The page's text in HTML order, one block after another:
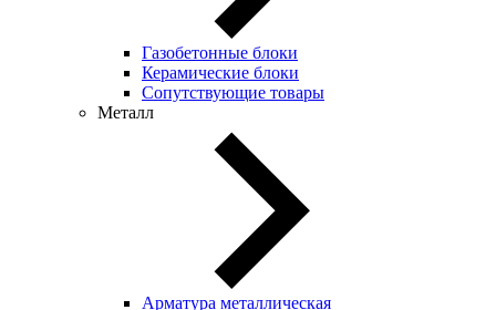
Газобетонные блоки
Керамические блоки
Сопутствующие товары
Металл
Арматура металлическая